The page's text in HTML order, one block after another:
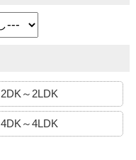
2DK～2LDK
4DK～4LDK